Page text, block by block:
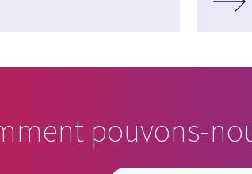
pouvons-